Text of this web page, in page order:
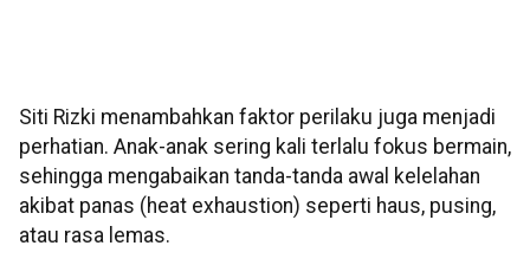
Siti Rizki menambahkan faktor perilaku juga menjadi
perhatian. Anak-anak sering kali terlalu fokus bermain,
sehingga mengabaikan tanda-tanda awal kelelahan
akibat panas (heat exhaustion) seperti haus, pusing,
atau rasa lemas.